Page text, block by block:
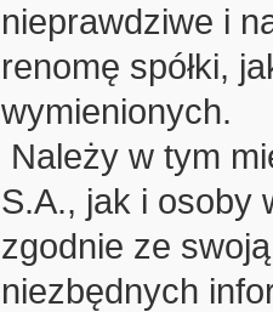
nieprawdziwe i
renomę spółki,
wymienionych.
Należy w tym
S.A., jak i osoby
zgodnie ze
niezbędnych